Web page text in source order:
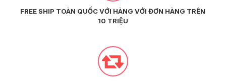
FREE SHIP TOÀN QUỐC VỚI HÀNG VỚI ĐƠN HÀNG TRÊN
10 TRIỆU